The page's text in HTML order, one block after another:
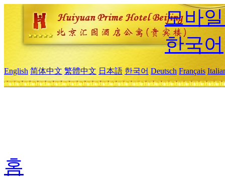
모바
한국어
English 简体中文 繁體中文 日本語 한국어 Deutsch Français
홈